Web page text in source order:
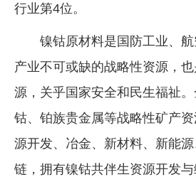
行业第4位。
镍钴原材料是国防工业、
产业不可或缺的战略性资源，
源，关乎国家安全和民生福祉。
钴、铂族贵金属等战略性矿产
源开发、冶金、新材料、新能
链，拥有镍钴共伴生资源开发